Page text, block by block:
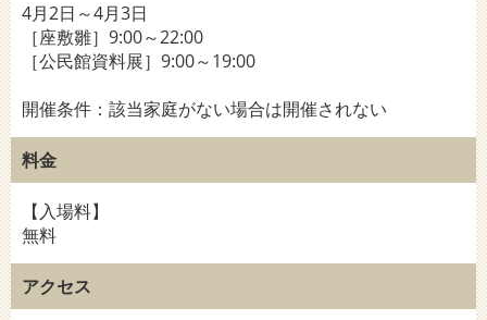
4月2日～4月3日
［座敷雛］9:00～22:00
［公民館資料展］9:00～19:00
開催条件：該当家庭がない場合は開催されない
料金
【入場料】
無料
アクセス